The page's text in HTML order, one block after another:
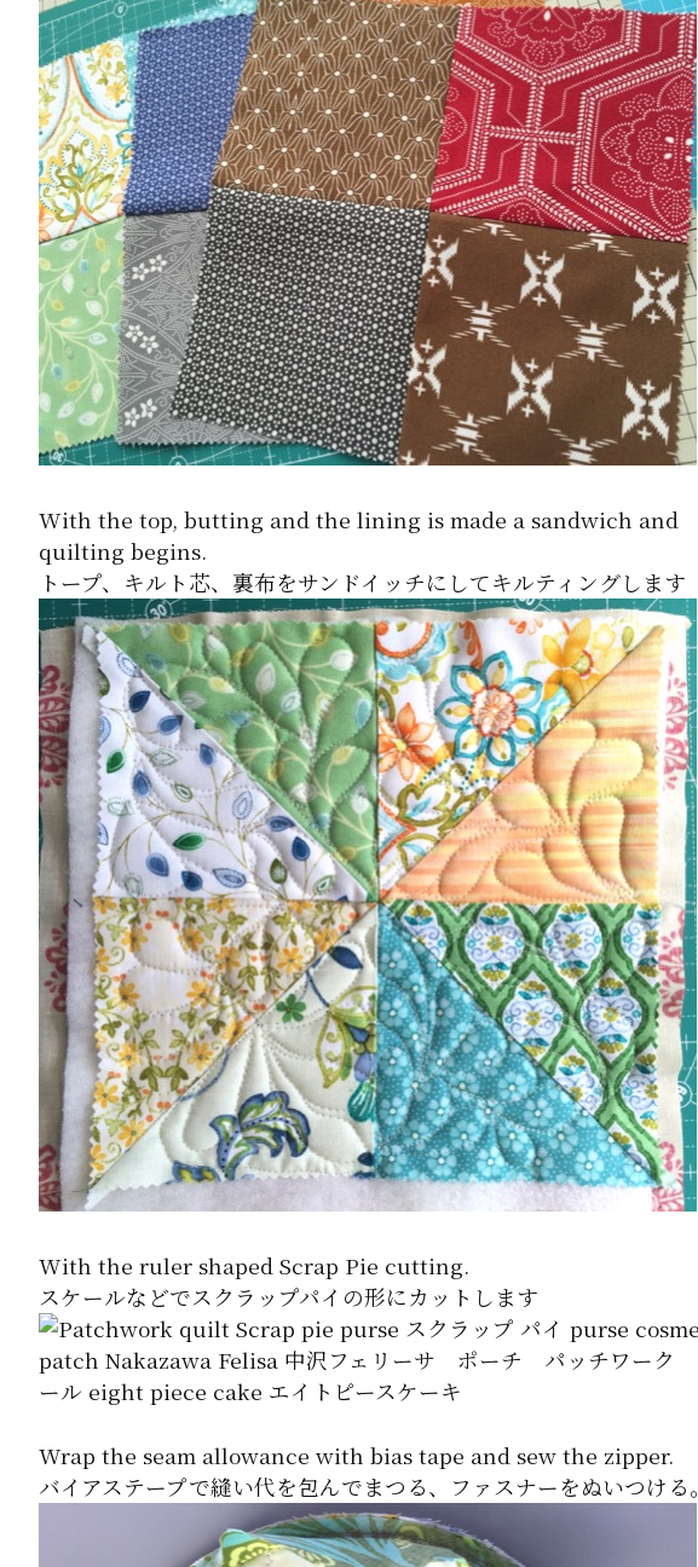
With the top, butting and the lining is made a sandwich and
quilting begins.
トープ、キルト芯、裏布をサンドイッチにしてキルティングします
With the ruler shaped Scrap Pie cutting.
スケールなどでスクラップパイの形にカットします
Wrap the seam allowance with bias tape and sew the zipper.
バイアステープで縫い代を包んでまつる、ファスナーをぬいつける。